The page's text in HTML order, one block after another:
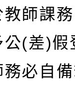
教師課
(差)假
必自